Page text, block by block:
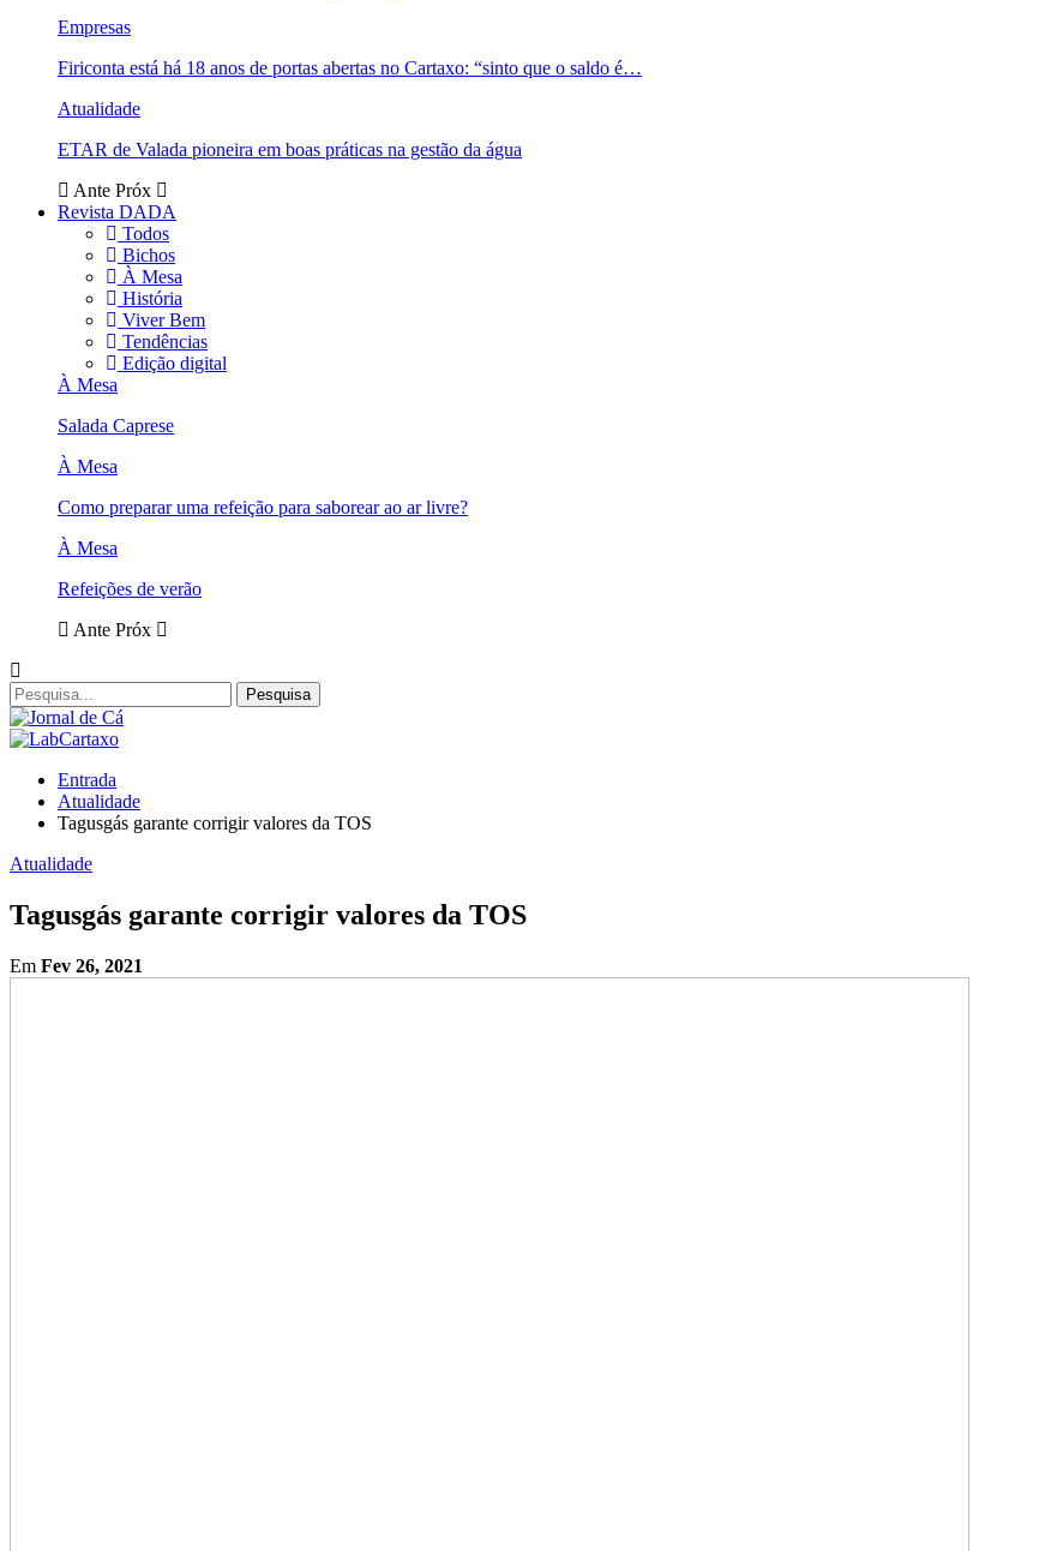
Empresas
Firiconta está há 18 anos de portas abertas no Cartaxo: “sinto que o saldo é…
Atualidade
ETAR de Valada pioneira em boas práticas na gestão da água
Ante Próx
Revista DADA
Todos
Bichos
À Mesa
História
Viver Bem
Tendências
Edição digital
À Mesa
Salada Caprese
À Mesa
Como preparar uma refeição para saborear ao ar livre?
À Mesa
Refeições de verão
Ante Próx
Entrada
Atualidade
Tagusgás garante corrigir valores da TOS
Atualidade
Tagusgás garante corrigir valores da TOS
Em Fev 26, 2021